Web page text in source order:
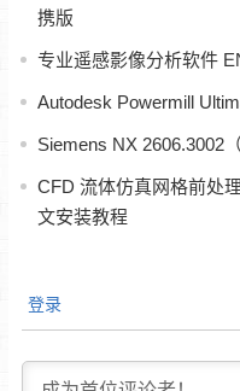
携版
专业遥感影像分析软件
Autodesk Powermill
Siemens NX 2606.3002
CFD 流体仿真网格前处
文安装教程
登录